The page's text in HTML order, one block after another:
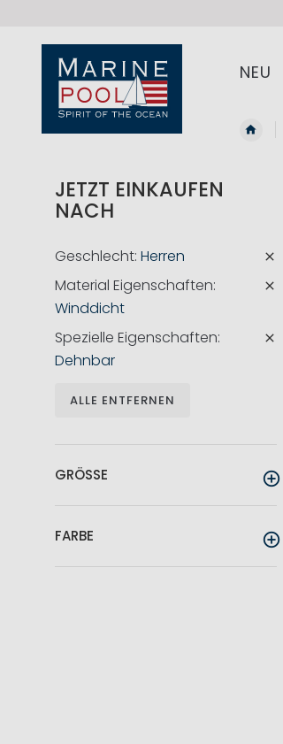
NEU
JETZT EINKAUFEN
NACH
Geschlecht Herren
Material Eigenschaften
Winddicht
Spezielle Eigenschaften
Dehnbar
ALLE ENTFERNEN
GRÖSSE
FARBE